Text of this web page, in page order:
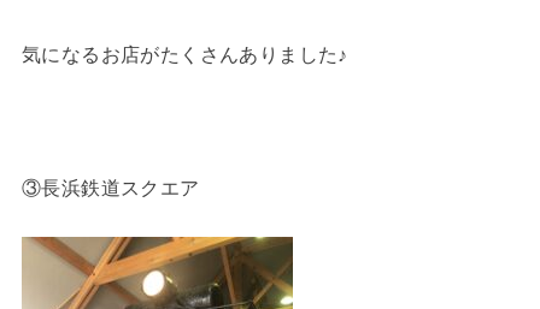
気になるお店がたくさんありました♪
③長浜鉄道スクエア